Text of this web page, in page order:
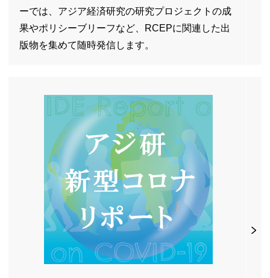
ーでは、アジア経済研究の研究プロジェクトの成
果やポリシーブリーフなど、
RCEPに関連した出
版物を集めて随時発信します。